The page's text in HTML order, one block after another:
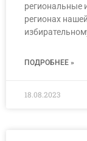
региональные
регионах
ПОДРОБНЕЕ »
18.08.2023